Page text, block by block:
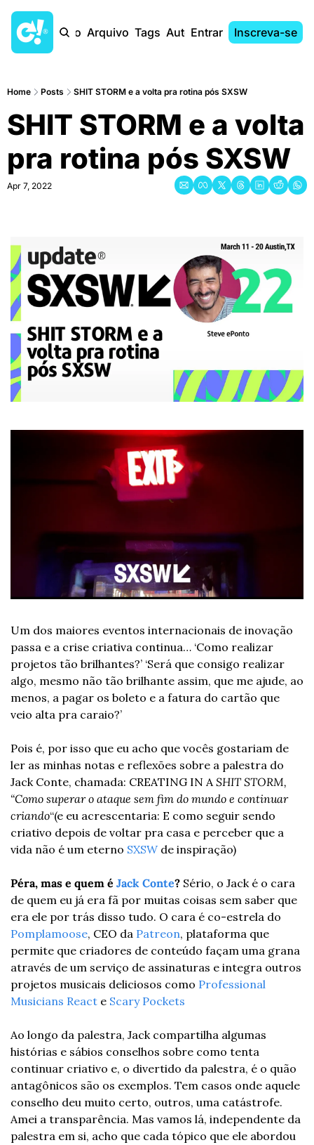
Início Arquivo Tags AutoresEntrar Inscreva-se
Home Posts SHIT STORM e a volta pra rotina pós SXSW
SHIT STORM e a volta
pra rotina pós SXSW
Apr 7, 2022
Um dos maiores eventos internacionais de inovação
passa e a crise criativa continua… ‘Como realizar
projetos tão brilhantes?’ ‘Será que consigo realizar
algo, mesmo não tão brilhante assim, que me ajude, ao
menos, a pagar os boleto e a fatura do cartão que
veio alta pra caraio?’
Pois é, por isso que eu acho que vocês gostariam de
ler as minhas notas e reflexões sobre a palestra do
Jack Conte, chamada: CREATING IN A SHIT STORM,
“Como superar o ataque sem fim do mundo e continuar
criando“(e eu acrescentaria: E como seguir sendo
criativo depois de voltar pra casa e perceber que a
vida não é um eterno SXSW de inspiração)
Péra, mas e quem é Jack Conte? Sério, o Jack é o cara
de quem eu já era fã por muitas coisas sem saber que
Pomplamoose, CEO da Patreon, plataforma que
permite que criadores de conteúdo façam uma grana
através de um serviço de assinaturas e integra outros
projetos musicais deliciosos como Professional
Musicians React e Scary Pockets
Ao longo da palestra, Jack compartilha algumas
histórias e sábios conselhos sobre como tenta
continuar criativo e, o divertido da palestra, é o quão
antagônicos são os exemplos. Tem casos onde aquele
conselho deu muito certo, outros, uma catástrofe.
Amei a transparência. Mas vamos lá, independente da
palestra em si, acho que cada tópico que ele abordou